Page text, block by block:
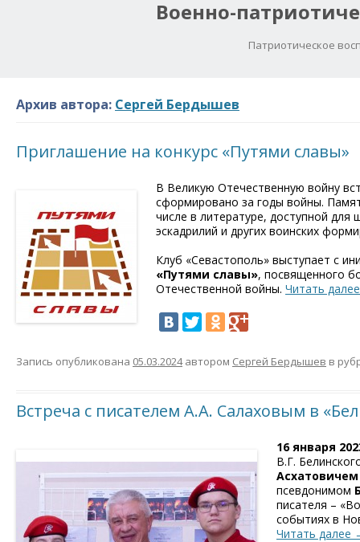
Военно-
Патриотическое
Архив автора: Сергей Бердышев
Приглашение на конкурс «Путями славы»
В Великую Отечественную войну
сформировано за годы войны.
числе в литературе, доступной
эскадрилий и других воинских
Клуб «Севастополь» выступает с
«Путями славы», посвященного
Отечественной войны. Читать
Запись опубликована 05.03.2024автором Сергей Бердышев в
Встреча с писателем А.А. Салаховым в
16 января
В.Г.
псевдонимом
писателя –
событиях в
Читать далее